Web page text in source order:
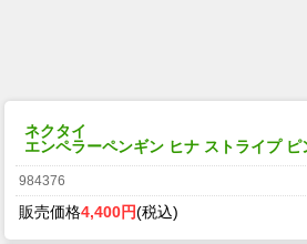
ネクタイ
エンペラーペンギン ヒナ ストライプ ピ
984376
販売価格4,400円(税込)